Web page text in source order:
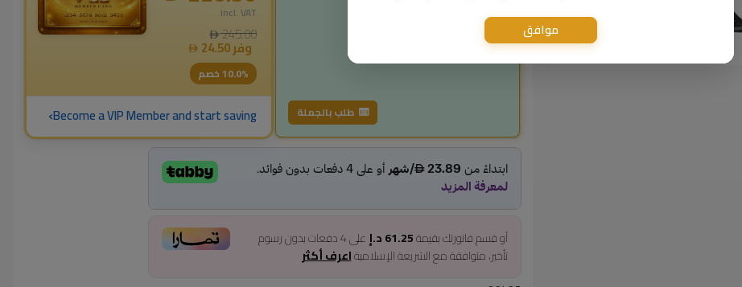
طلب بالجملة
incl. VAT
245.00
وفر24.50
10.0% خصم
Become a VIP Member and start saving
›
أو قسم فاتورتك بقيمة61.25 د.إ على4دفعات بدون رسوم
تأخير، متوافقة مع الشريعة الإسلاميةاعرف أكثر
موافق